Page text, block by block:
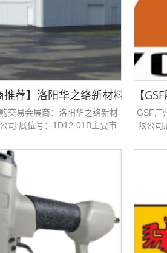
加GSF广州采购交易会！
推荐】​​洛阳华之络新材料科技有
交易会展商：洛阳华之络新材
司:展位号：1D12-01B主要市
亚洲 、东南亚 、中亚...
【
GSF广
限公司